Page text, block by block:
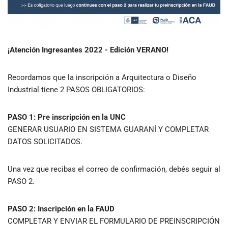
¡Atención Ingresantes 2022 - Edición VERANO!
Recordamos que la inscripción a Arquitectura o Diseño
Industrial tiene 2 PASOS OBLIGATORIOS:
PASO 1: Pre inscripción en la UNC
GENERAR USUARIO EN SISTEMA GUARANÍ Y COMPLETAR
DATOS SOLICITADOS.
Una vez que recibas el correo de confirmación, debés seguir al
PASO 2.
PASO 2: Inscripción en la FAUD
COMPLETAR Y ENVIAR EL FORMULARIO DE PREINSCRIPCIÓN